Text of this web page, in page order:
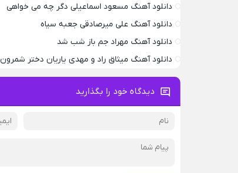
دانلود آهنگ مسعود اسماعیلی دگر چه می خواهی
دانلود آهنگ علی میرصادقی جعبه سیاه
دانلود آهنگ مهراد جم باز شب شد
دانلود آهنگ میثاق راد و مهدی یاریان دختر شمرون
دیدگاه خود را بگذارید